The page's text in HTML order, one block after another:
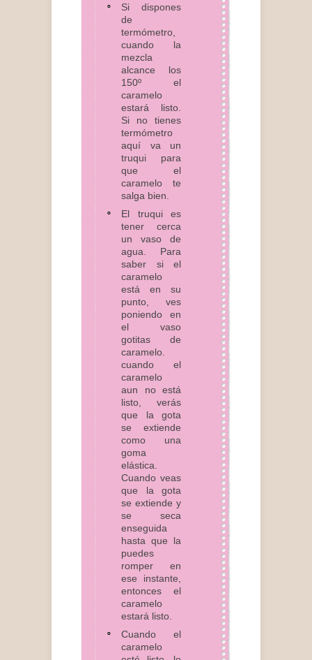
Si dispones
de
termómetro,
cuando la
mezcla
alcance los
150º el
caramelo
estará listo.
Si no tienes
termómetro
aquí va un
truqui para
que el
caramelo te
salga bien.
El truqui es
tener cerca
un vaso de
agua. Para
saber si el
caramelo
está en su
punto, ves
poniendo en
el vaso
gotitas de
caramelo.
cuando el
caramelo
aun no está
listo, verás
que la gota
se extiende
como una
goma
elástica.
Cuando veas
que la gota
se extiende y
se seca
enseguida
hasta que la
puedes
romper en
ese instante,
entonces el
caramelo
estará listo.
Cuando el
caramelo